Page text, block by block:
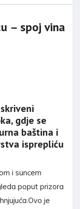
– spoj vina
gdje se
baština i
isprepliću
i suncem
poput prizora
je